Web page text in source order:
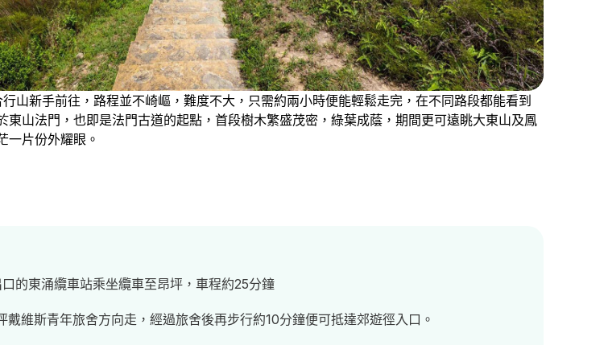
山新手前往，路程並不崎嶇，難度不大，只需約兩小時便能輕鬆走完，在不同路段都能看到
東山法門，也即是法門古道的起點，首段樹木繁盛茂密，綠葉成蔭，期間更可遠眺大東山及鳳
一片份外耀眼。
的東涌纜車站乘坐纜車至昂坪，車程約25分鐘
戴維斯青年旅舍方向走，經過旅舍後再步行約10分鐘便可抵達郊遊徑入口。